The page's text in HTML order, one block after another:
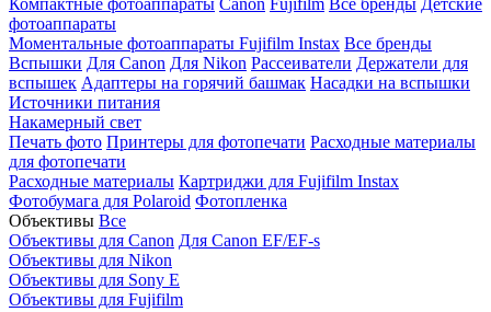
Компактные фотоаппараты Canon Fujifilm Все бренды Детские
фотоаппараты
Моментальные фотоаппараты Fujifilm Instax Все бренды
Вспышки Для Canon Для Nikon Рассеиватели Держатели для
вспышек Адаптеры на горячий башмак Насадки на вспышки
Источники питания
Накамерный свет
Печать фото Принтеры для фотопечати Расходные материалы
для фотопечати
Расходные материалы Картриджи для Fujifilm Instax
Фотобумага для Polaroid Фотопленка
Объективы Все
Объективы для Canon Для Canon EF/EF-s
Объективы для Nikon
Объективы для Sony E
Объективы для Fujifilm